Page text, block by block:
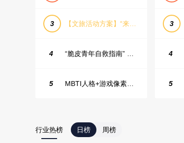
3 【文旅活动方案】“来和月亮撞个满怀”文旅景区中秋露营音乐会团建拓展方案
4 “脆皮青年自救指南” 五一城市解压生活节活动策划案
5 MBTI人格+游戏像素风主题企业年会
3
4
5
行业热榜 日榜 周榜